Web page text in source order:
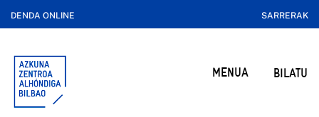
DENDA ONLINE SARRERAK
MENUA BILATU